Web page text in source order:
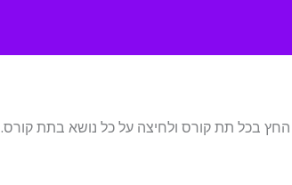
החץ בכל תת קורס ולחיצה על כל נושא בתת קורס.